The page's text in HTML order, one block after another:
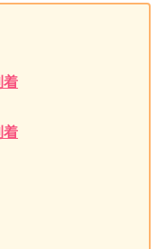
着
着